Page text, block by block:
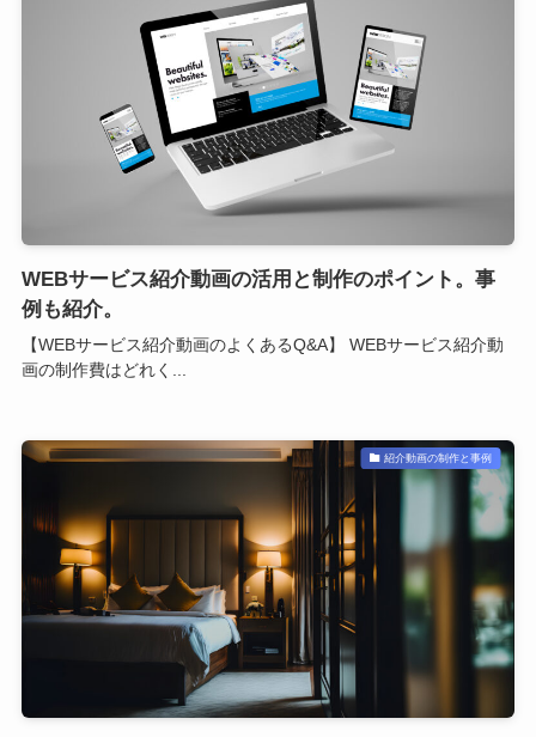
WEBサービス紹介動画の活用と制作のポイント。事
例も紹介。
【WEBサービス紹介動画のよくあるQ&A】 WEBサービス紹介動
画の制作費はどれく...
紹介動画の制作と事例